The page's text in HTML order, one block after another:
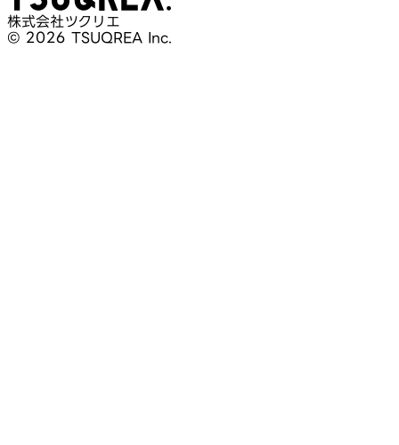
株式会社ツクリエ
© 2026 TSUQREA Inc.